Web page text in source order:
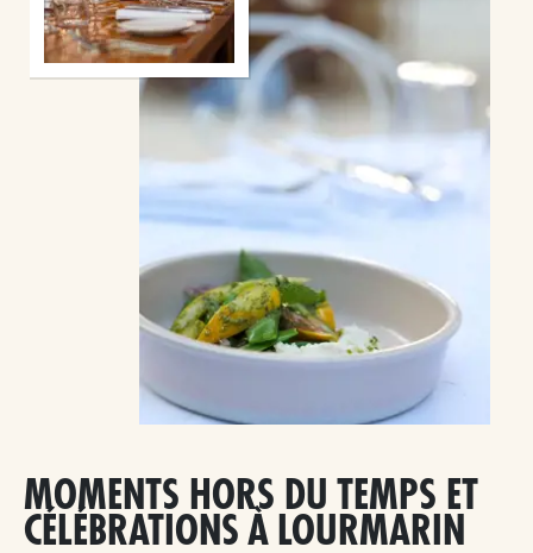
MOMENTS HORS DU TEMPS ET
CÉLÉBRATIONS À LOURMARIN